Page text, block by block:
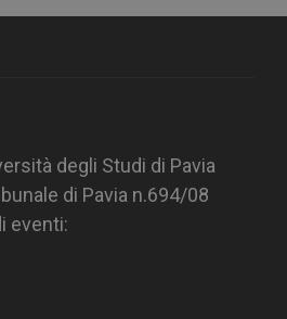
degli Studi di Pavia
di Pavia n.694/08
eventi: